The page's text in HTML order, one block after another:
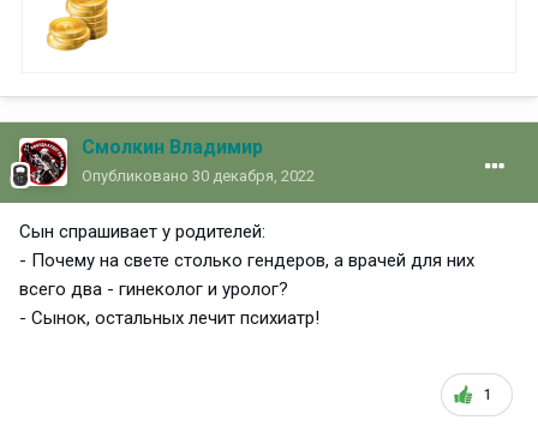
Смолкин Владимир
Опубликовано 30 декабря, 2022
Сын спрашивает у родителей:
- Почему на свете столько гендеров, а врачей для них
всего два - гинеколог и уролог?
- Сынок, остальных лечит психиатр!
1